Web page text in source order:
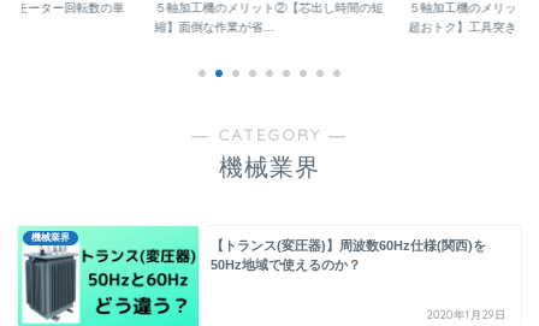
モーター回転数の単
５軸加工機のメリット②【芯出し時間の短
縮】面倒な作業が省...
５軸加工機のメリット
超おトク】工具突き...
― CATEGORY ―
機械業界
機械業界
【トランス(変圧器)】周波数60Hz仕様(関西)を
50Hz地域で使えるのか？
2020年1月29日